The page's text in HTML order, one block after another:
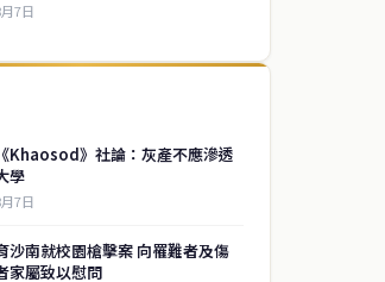
7日
《Khaosod》社論：灰產不應滲透
學
7日
沙南就校園槍擊案 向罹難者及傷
家屬致以慰問